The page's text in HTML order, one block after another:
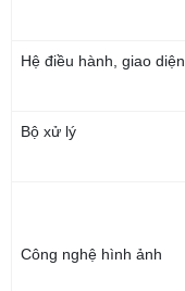
Hệ điều hành, giao diện
Bộ xử lý
Công nghệ hình ảnh